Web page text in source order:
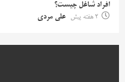
افراد شاغل چیست؟
2 هفته پیش
علی مردی